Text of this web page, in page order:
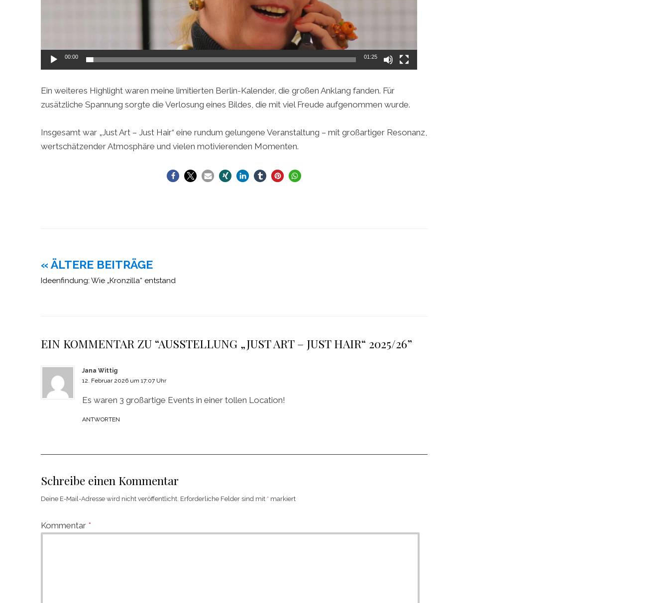
00:00 01:25
Ein weiteres Highlight waren meine limitierten Berlin-Kalender, die großen Anklang fanden. Für
zusätzliche Spannung sorgte die Verlosung eines Bildes, die mit viel Freude aufgenommen wurde.
Insgesamt war „Just Art – Just Hair“ eine rundum gelungene Veranstaltung – mit großartiger Resonanz,
wertschätzender Atmosphäre und vielen motivierenden Momenten.
Beitragsnavigation
« ÄLTERE BEITRÄGE
Ideenfindung: Wie „Kronzilla“ entstand
EIN KOMMENTAR ZU “AUSSTELLUNG „JUST ART – JUST HAIR“ 2025/26”
Jana Wittig
12. Februar 2026 um 17:07 Uhr
Es waren 3 großartige Events in einer tollen Location!
ANTWORTEN
Schreibe einen Kommentar
Deine E-Mail-Adresse wird nicht veröffentlicht. Erforderliche Felder sind mit * markiert
Kommentar *